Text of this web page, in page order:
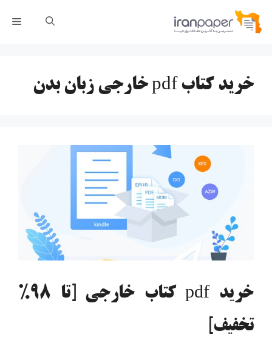
پرش
خرید کتاب pdf خارجی زبان بدن
خرید pdf کتاب خارجی [تا 98%
تخفیف]